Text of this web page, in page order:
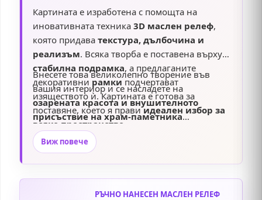
Картината е изработена с помощта на
иновативната техника 3D маслен релеф,
която придава текстура, дълбочина и
реализъм. Всяка творба е поставена върху
стабилна подрамка, а предлаганите
декоративнирамкиподчертават
изяществото ѝ. Картината е готова за
поставяне, което я правиидеален избор за
всяко пространство.
Внесете това великолепно творение във
вашия интериор и се насладете на
озарената красота и внушителното
присъствие на храм-паметника
Александър Невски през нощта
Виж повече
РЪЧНО НАНЕСЕН МАСЛЕН РЕЛЕФ